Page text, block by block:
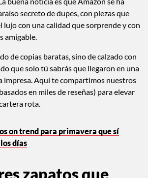
enamorarnos de unos zapatos en el
favorita, pero el precio tiene
buena noticia es que Amazon se ha
secreto de dupes, con piezas que
lujo con una calidad que sorprende y con
amigable.
de copias baratas, sino de calzado con
que solo tú sabrás que llegaron en una
en miles de reseñas) para elevar
rota.
on trend para primavera que sí